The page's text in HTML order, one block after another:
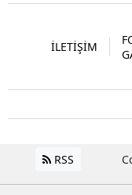
İLETİŞİM
RSS